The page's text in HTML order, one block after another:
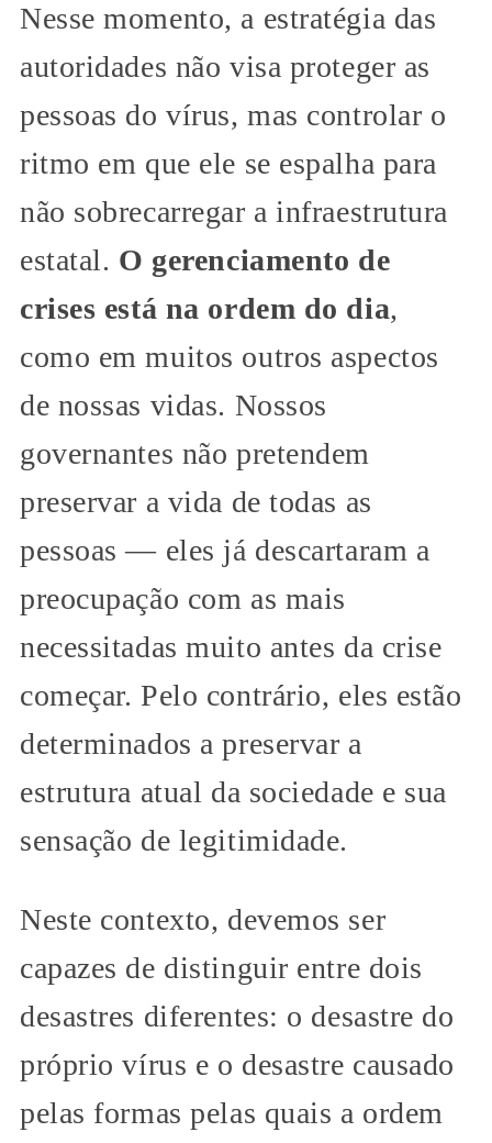
Nesse momento, a estratégia das
autoridades não visa proteger as
pessoas do vírus, mas controlar o
ritmo em que ele se espalha para
não sobrecarregar a infraestrutura
estatal. O gerenciamento de
crises está na ordem do dia,
como em muitos outros aspectos
de nossas vidas. Nossos
governantes não pretendem
preservar a vida de todas as
pessoas — eles já descartaram a
preocupação com as mais
necessitadas muito antes da crise
começar. Pelo contrário, eles estão
determinados a preservar a
estrutura atual da sociedade e sua
sensação de legitimidade.
Neste contexto, devemos ser
capazes de distinguir entre dois
desastres diferentes: o desastre do
próprio vírus e o desastre causado
pelas formas pelas quais a ordem